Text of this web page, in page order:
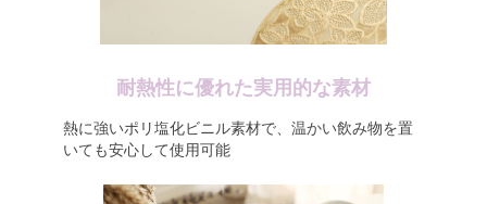
耐熱性に優れた実用的な素材
熱に強いポリ塩化ビニル素材で、温かい飲み物を置
いても安心して使用可能